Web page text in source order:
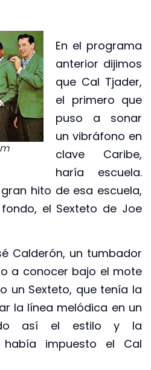
En el programa
anterior dijimos
que Cal Tjader,
el primero que
puso a sonar
un vibráfono en
clave Caribe,
haría escuela.
hito de esa escuela,
el Sexteto de Joe
Calderón, un tumbador
a conocer bajo el mote
un Sexteto, que tenía la
la línea melódica en un
así el estilo y la
impuesto el Cal